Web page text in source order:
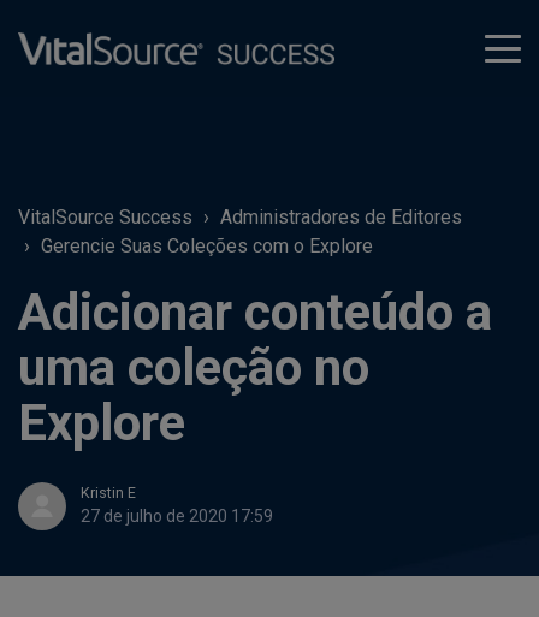
VitalSource Success
Administradores de Editores
Gerencie Suas Coleções com o Explore
Adicionar conteúdo a
uma coleção no
Explore
Kristin E
27 de julho de 2020 17:59